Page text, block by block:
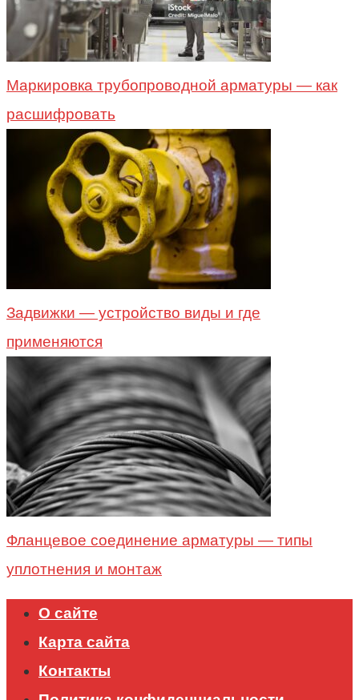
Маркировка трубопроводной арматуры — как
расшифровать
Задвижки — устройство виды и где
применяются
Фланцевое соединение арматуры — типы
уплотнения и монтаж
О сайте
Карта сайта
Контакты